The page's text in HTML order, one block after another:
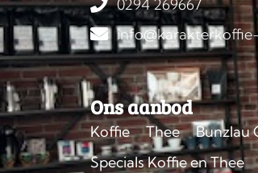
0294 269667
Ons aanbod
Koffie Thee Bunzlau
Specials Koffie en Thee